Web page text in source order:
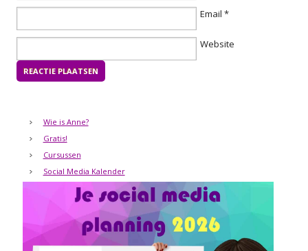
Email *
Website
Wie is Anne?
Gratis!
Cursussen
Social Media Kalender